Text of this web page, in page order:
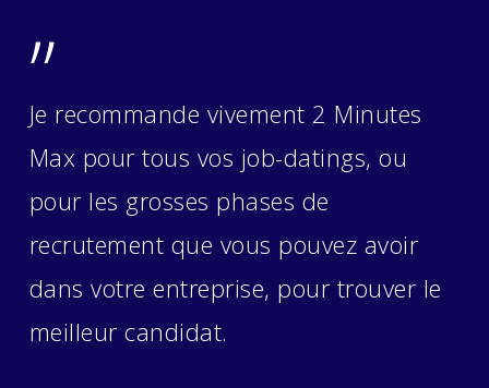
”
Je recommande vivement 2 Minutes
Max pour tous vos job-datings, ou
pour les grosses phases de
recrutement que vous pouvez avoir
dans votre entreprise, pour trouver le
meilleur candidat.